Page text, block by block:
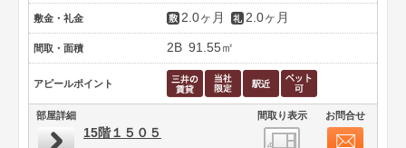
敷金・礼金 2.0ヶ月 2.0ヶ月
間取・面積 2B 91.55㎡
アピールポイント
部屋詳細 間取り表示 お問合せ
15階１５０５